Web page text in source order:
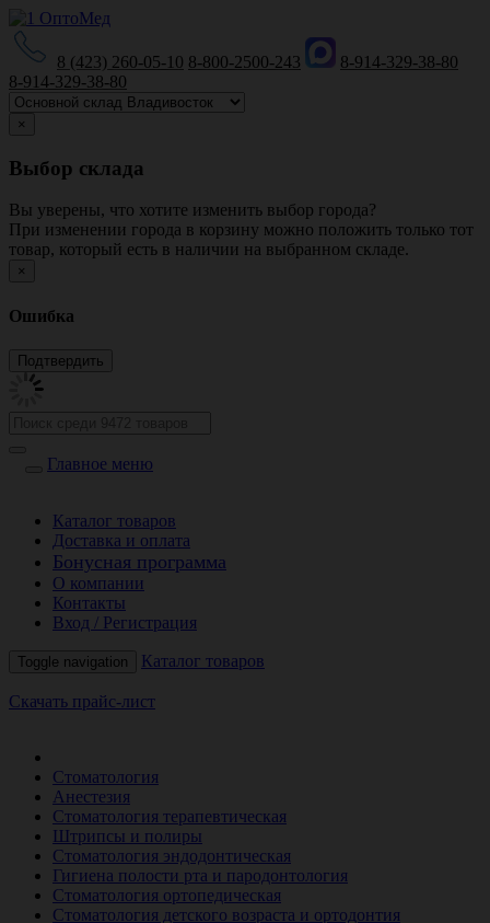
8 (423) 260-05-10 8-800-2500-243
8-914-329-38-80
8-914-329-38-80
×
Выбор склада
Вы уверены, что хотите изменить выбор города?
При изменении города в корзину можно положить только тот
товар, который есть в наличии на выбранном складе.
×
Ошибка
Главное меню
Каталог товаров
Доставка и оплата
Бонусная программа
О компании
Контакты
Вход / Регистрация
Toggle navigation Каталог товаров
Скачать прайс-лист
Стоматология
Анестезия
Стоматология терапевтическая
Штрипсы и полиры
Стоматология эндодонтическая
Гигиена полости рта и пародонтология
Стоматология ортопедическая
Стоматология детского возраста и ортодонтия